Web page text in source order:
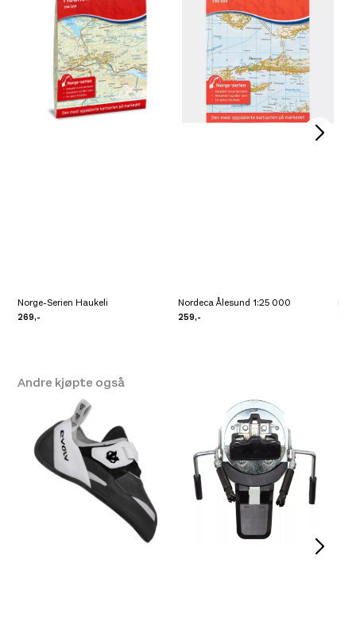
Norge-Serien Haukeli
269,-
Nordeca Ålesund 1:25 000
259,-
Andre kjøpte også